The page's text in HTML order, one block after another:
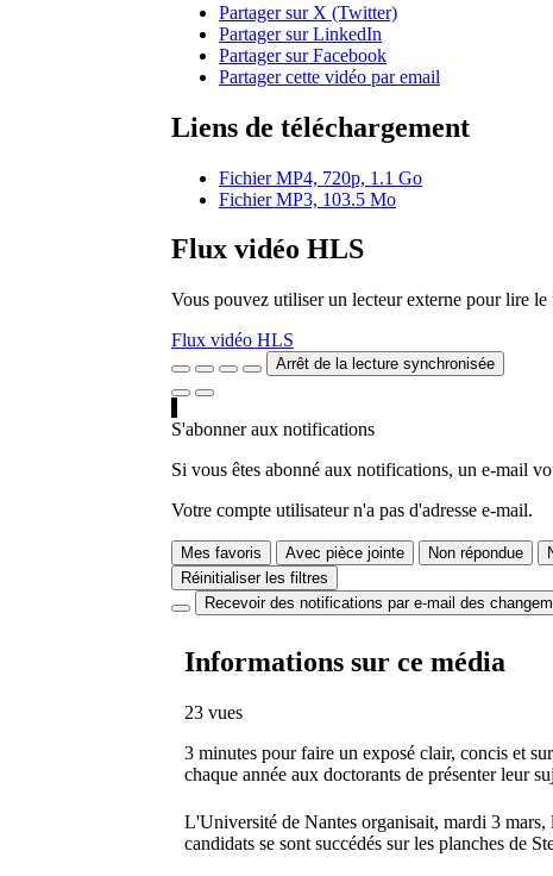
Partager sur X (Twitter)
Partager sur LinkedIn
Partager sur Facebook
Partager cette vidéo par email
Liens de téléchargement
Fichier MP4, 720p, 1.1 Go
Fichier MP3, 103.5 Mo
Flux vidéo HLS
Vous pouvez utiliser un lecteur externe pour lire
Flux vidéo HLS
Arrêt de la lecture synchronisée
S'abonner aux notifications
Si vous êtes abonné aux notifications, un e-mail
Votre compte utilisateur n'a pas d'adresse e-mail.
Mes favoris Avec pièce jointe Non répondue
Réinitialiser les filtres
Recevoir des notifications par e-mail des
Informations sur ce média
23 vues
3 minutes pour faire un exposé clair, concis et
chaque année aux doctorants de présenter leur
L'Université de Nantes organisait, mardi 3
candidats se sont succédés sur les planches de